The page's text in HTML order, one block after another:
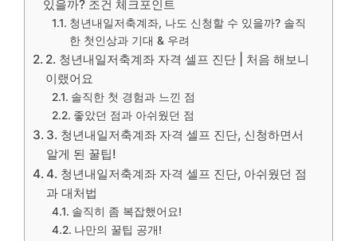
있을까? 조건 체크포인트
청년내일저축계좌, 나도 신청할 수 있을까? 솔직
한 첫인상과 기대 & 우려
2. 청년내일저축계좌 자격 셀프 진단 | 처음 해보니
이랬어요
솔직한 첫 경험과 느낀 점
좋았던 점과 아쉬웠던 점
3. 청년내일저축계좌 자격 셀프 진단, 신청하면서
알게 된 꿀팁!
4. 청년내일저축계좌 자격 셀프 진단, 아쉬웠던 점
과 대처법
솔직히 좀 복잡했어요!
나만의 꿀팁 공개!